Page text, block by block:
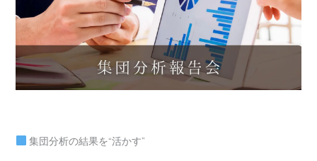
集団分析の結果を“活かす”